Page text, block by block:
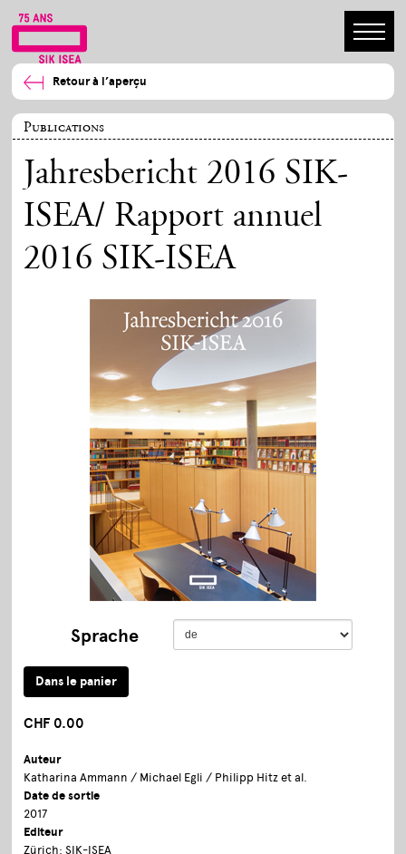
Retour à l’aperçu
Publications
Jahresbericht 2016 SIK-
ISEA/ Rapport annuel
2016 SIK-ISEA
Sprache
CHF 0.00
Auteur
Katharina Ammann / Michael Egli / Philipp Hitz et al.
Date de sortie
2017
Editeur
Zürich: SIK-ISEA